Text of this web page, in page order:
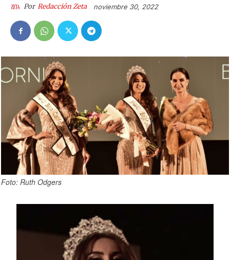
Por Redacción Zeta noviembre 30, 2022
Foto: Ruth Odgers